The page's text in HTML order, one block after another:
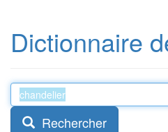
Dictionnaire
Rechercher